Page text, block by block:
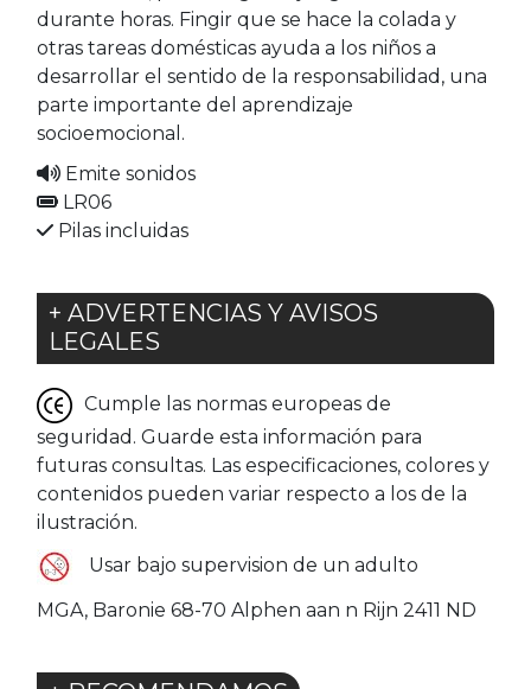
durante horas. Fingir que se hace la colada y
otras tareas domésticas ayuda a los niños a
desarrollar el sentido de la responsabilidad, una
parte importante del aprendizaje
socioemocional.
Emite sonidos
LR06
Pilas incluidas
+ ADVERTENCIAS Y AVISOS
LEGALES
Cumple las normas europeas de
seguridad. Guarde esta información para
futuras consultas. Las especificaciones, colores y
contenidos pueden variar respecto a los de la
ilustración.
Usar bajo supervision de un adulto
MGA, Baronie 68-70 Alphen aan n Rijn 2411 ND